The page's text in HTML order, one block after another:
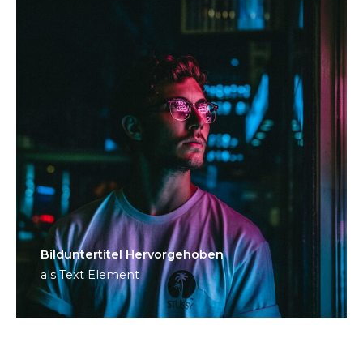
Bild­unter­titel Hervorgehoben
als Text Element